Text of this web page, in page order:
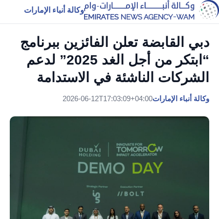
وكالة أنباء الإمارات
دبي القابضة تعلن الفائزين ببرنامج
“ابتكر من أجل الغد 2025” لدعم
الشركات الناشئة في الاستدامة
وكالة أنباء الإمارات2026-06-12T17:03:09+04:00